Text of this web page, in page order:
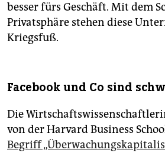
besser fürs Geschäft. Mit dem
Privatsphäre stehen diese
Kriegsfuß.
Facebook und Co sind
Die
von der Harvard Business
Begriff